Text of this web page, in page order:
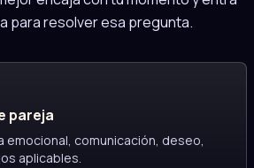
para resolver esa pregunta.
pareja
emocional, comunicación, deseo,
aplicables.